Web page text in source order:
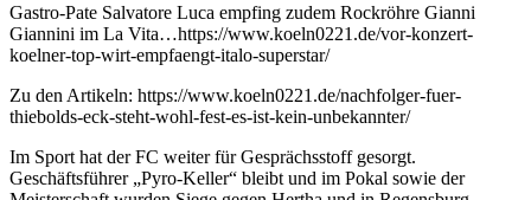
Gastro-Pate Salvatore Luca empfing zudem Rockröhre Gianni
Giannini im La Vita…https://www.koeln0221.de/vor-konzert-
koelner-top-wirt-empfaengt-italo-superstar/
Zu den Artikeln: https://www.koeln0221.de/nachfolger-fuer-
thiebolds-eck-steht-wohl-fest-es-ist-kein-unbekannter/
Im Sport hat der FC weiter für Gesprächsstoff gesorgt.
Geschäftsführer „Pyro-Keller“ bleibt und im Pokal sowie der